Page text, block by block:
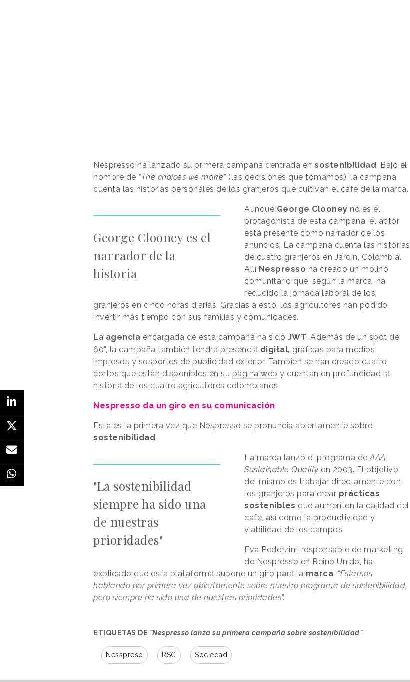
Nespresso ha lanzado su primera campaña centrada en sostenibilidad. Bajo el
nombre de “The choices we make”(las decisiones que tomamos), la campaña
cuenta las historias personales de los granjeros que cultivan el café de la marca.
George Clooney es el
narrador de la
historia
Aunque George Clooney no es el
protagonista de esta campaña, el actor
está presente como narrador de los
anuncios. La campaña cuenta las historias
de cuatro granjeros en Jardín, Colombia.
Allí Nespresso ha creado un molino
comunitario que, según la marca, ha
reducido la jornada laboral de los
granjeros en cinco horas diarias. Gracias a esto, los agricultores han podido
invertir más tiempo con sus familias y comunidades.
La agencia encargada de esta campaña ha sido JWT. Además de un spot de
60”, la campaña también tendrá presencia digital, gráficas para medios
impresos y sosportes de publicidad exterior. También se han creado cuatro
cortos que están disponibles en su página web y cuentan en profundidad la
historia de los cuatro agricultores colombianos.
Nespresso da un giro en su comunicación
Esta es la primera vez que Nespresso se pronuncia abiertamente sobre
sostenibilidad.
"La sostenibilidad
siempre ha sido una
de nuestras
prioridades"
La marca lanzó el programa deAAA
Sustainable Quality en 2003. El objetivo
del mismo es trabajar directamente con
los granjeros para crear prácticas
sostenibles que aumenten la calidad del
café, así como la productividad y
viabilidad de los campos.
Eva Pederzini, responsable de marketing
de Nespresso en Reino Unido, ha
explicado que esta plataforma supone un giro para la marca. “Estamos
hablando por primera vez abiertamente sobre nuestro programa de sostenibilidad,
pero siempre ha sido una de nuestras prioridades”.
ETIQUETAS DE "Nespresso lanza su primera campaña sobre sostenibilidad"
Nesspreso RSC Sociedad